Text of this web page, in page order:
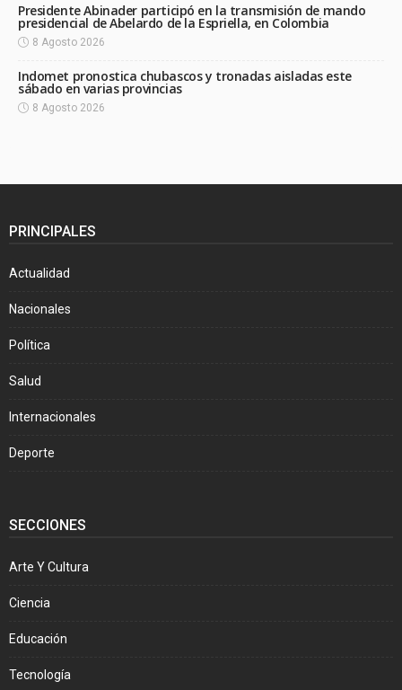
Presidente Abinader participó en la transmisión de mando
presidencial de Abelardo de la Espriella, en Colombia
8 Agosto 2026
Indomet pronostica chubascos y tronadas aisladas este
sábado en varias provincias
8 Agosto 2026
PRINCIPALES
Actualidad
Nacionales
Política
Salud
Internacionales
Deporte
SECCIONES
Arte Y Cultura
Ciencia
Educación
Tecnología